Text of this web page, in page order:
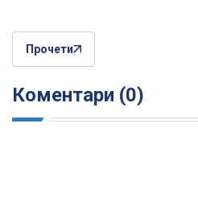
Прочети
Коментари (0)